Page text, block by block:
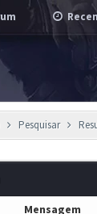
Pesquisar
Mensagem